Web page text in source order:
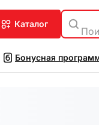
каталог
Бонусная